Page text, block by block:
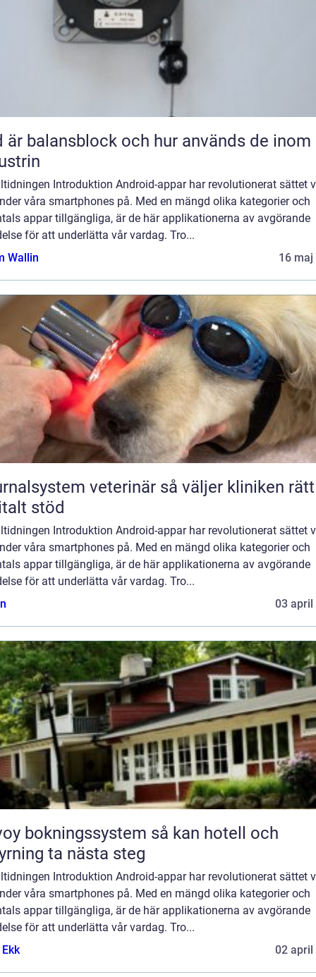
är balansblock och hur används de inom
Introduktion Android-appar har revolutionerat sättet
våra smartphones på. Med en mängd olika kategorier och
appar tillgängliga, är de här applikationerna av avgörande
för att underlätta vår vardag. Tro...
Wallin
16 maj
veterinär så väljer kliniken rätt
stöd
Introduktion Android-appar har revolutionerat sättet
våra smartphones på. Med en mängd olika kategorier och
appar tillgängliga, är de här applikationerna av avgörande
för att underlätta vår vardag. Tro...
03 april
så kan hotell och
ta nästa steg
Introduktion Android-appar har revolutionerat sättet
våra smartphones på. Med en mängd olika kategorier och
appar tillgängliga, är de här applikationerna av avgörande
för att underlätta vår vardag. Tro...
02 april